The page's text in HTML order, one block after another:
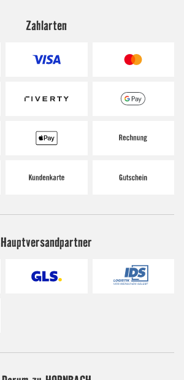
Zahlarten
Hauptversandpartner